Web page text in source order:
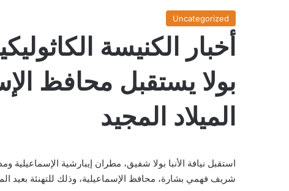
Uncategorized
أخبار الكنيسة
بولا يستقبل محافظ
الميلاد المجيد
استقبل نيافة الأنبا بولا شفيق، مطران إيبارشية الإسماعيلية
شريف فهمي بشارة، محافظ الإسماعيلية، وذلك للتهنئة بعيد